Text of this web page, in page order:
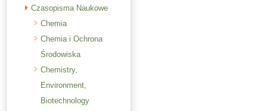
Czasopisma Naukowe
Chemia
Chemia i Ochrona
Środowiska
Chemistry,
Environment,
Biotechnology